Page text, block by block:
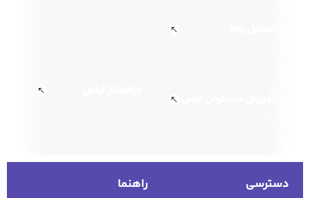
دسترسی راهنما